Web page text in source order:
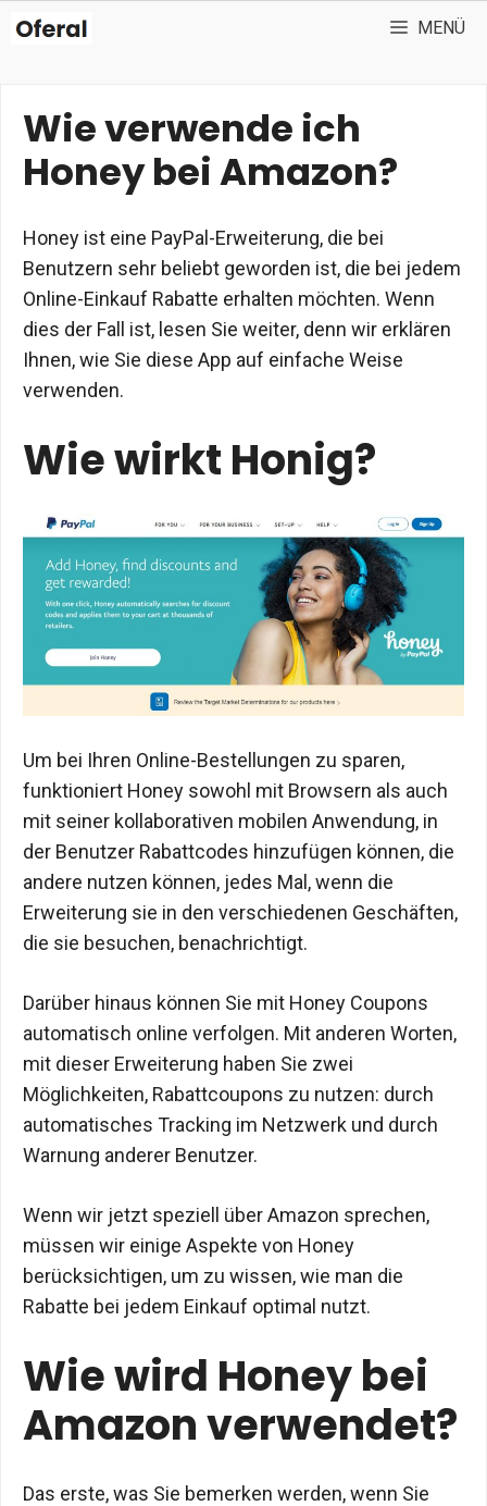
Zum
Inhalt
MENÜ
Wie verwende ich
Honey bei Amazon?
Honey ist eine PayPal-Erweiterung, die bei
Benutzern sehr beliebt geworden ist, die bei jedem
Online-Einkauf Rabatte erhalten möchten. Wenn
dies der Fall ist, lesen Sie weiter, denn wir erklären
Ihnen, wie Sie diese App auf einfache Weise
verwenden.
Wie wirkt Honig?
Um bei Ihren Online-Bestellungen zu sparen,
funktioniert Honey sowohl mit Browsern als auch
mit seiner kollaborativen mobilen Anwendung, in
der Benutzer Rabattcodes hinzufügen können, die
andere nutzen können, jedes Mal, wenn die
Erweiterung sie in den verschiedenen Geschäften,
die sie besuchen, benachrichtigt.
Darüber hinaus können Sie mit Honey Coupons
automatisch online verfolgen. Mit anderen Worten,
mit dieser Erweiterung haben Sie zwei
Möglichkeiten, Rabattcoupons zu nutzen: durch
automatisches Tracking im Netzwerk und durch
Warnung anderer Benutzer.
Wenn wir jetzt speziell über Amazon sprechen,
müssen wir einige Aspekte von Honey
berücksichtigen, um zu wissen, wie man die
Rabatte bei jedem Einkauf optimal nutzt.
Wie wird Honey bei
Amazon verwendet?
Das erste, was Sie bemerken werden, wenn Sie